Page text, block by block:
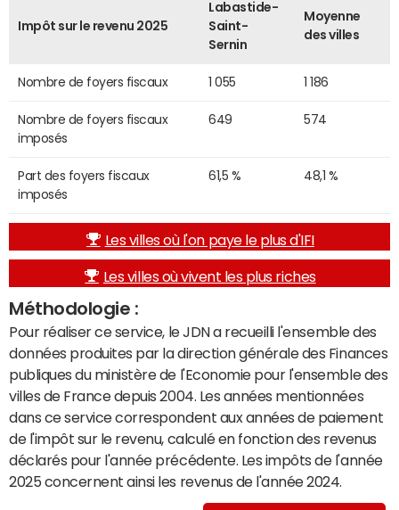
Impôt sur le revenu 2025
Labastide-
Saint-
Sernin
Moyenne
des villes
Nombre de foyers fiscaux 1 055 1 186
Nombre de foyers fiscaux
imposés
649 574
Part des foyers fiscaux
imposés
61,5 % 48,1 %
Les villes où l'on paye le plus d'IFI
Les villes où vivent les plus riches
Méthodologie :
Pour réaliser ce service, le JDN a recueilli l'ensemble des
données produites par la direction générale des Finances
publiques du ministère de l'Economie pour l'ensemble des
villes de France depuis 2004. Les années mentionnées
dans ce service correspondent aux années de paiement
de l'impôt sur le revenu, calculé en fonction des revenus
déclarés pour l'année précédente. Les impôts de l'année
2025 concernent ainsi les revenus de l'année 2024.